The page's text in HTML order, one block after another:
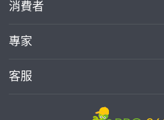
消費者
專家
客服